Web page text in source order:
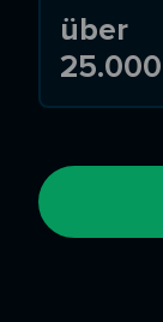
über